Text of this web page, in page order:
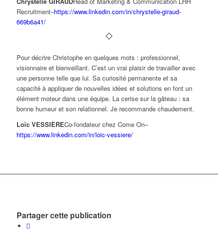
Recruitment–https://www.linkedin.com/in/chrystelle-giraud-
669b6a41/
Pour décrire Christophe en quelques mots : professionnel,
visionnaire et bienveillant. C’est un vrai plaisir de travailler avec
une personne telle que lui. Sa curiosité permanente et sa
capacité à appliquer de nouvelles idées et solutions en font un
élément moteur dans une équipe. La cerise sur la gâteau : sa
bonne humeur et son relationnel. Je recommande chaudement.
Loïc VESSIÈRECo-fondateur chez Come On–
https://www.linkedin.com/in/loic-vessiere/
Partager cette publication